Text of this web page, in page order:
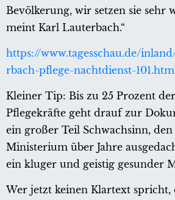
Bevölkerung, wir setzen sie sehr
meint Karl Lauterbach.“
https://www.tagesschau.de/
rbach-pflege-nachtdienst-
Kleiner Tip: Bis zu 25 Prozent
Pflegekräfte geht drauf zur
ein großer Teil Schwachsinn,
Ministerium über Jahre
ein kluger und geistig gesunder
Wer jetzt keinen Klartext spricht,